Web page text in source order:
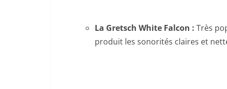
La Gretsch⁢ White Falcon : ⁣Très
produit ‍les ‍sonorités claires et